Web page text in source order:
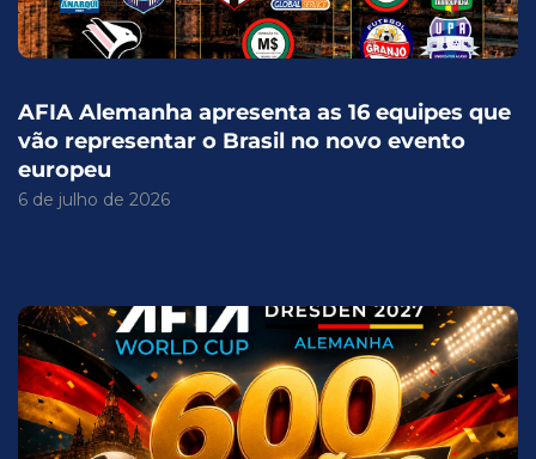
AFIA Alemanha apresenta as 16 equipes que
vão representar o Brasil no novo evento
europeu
6 de julho de 2026